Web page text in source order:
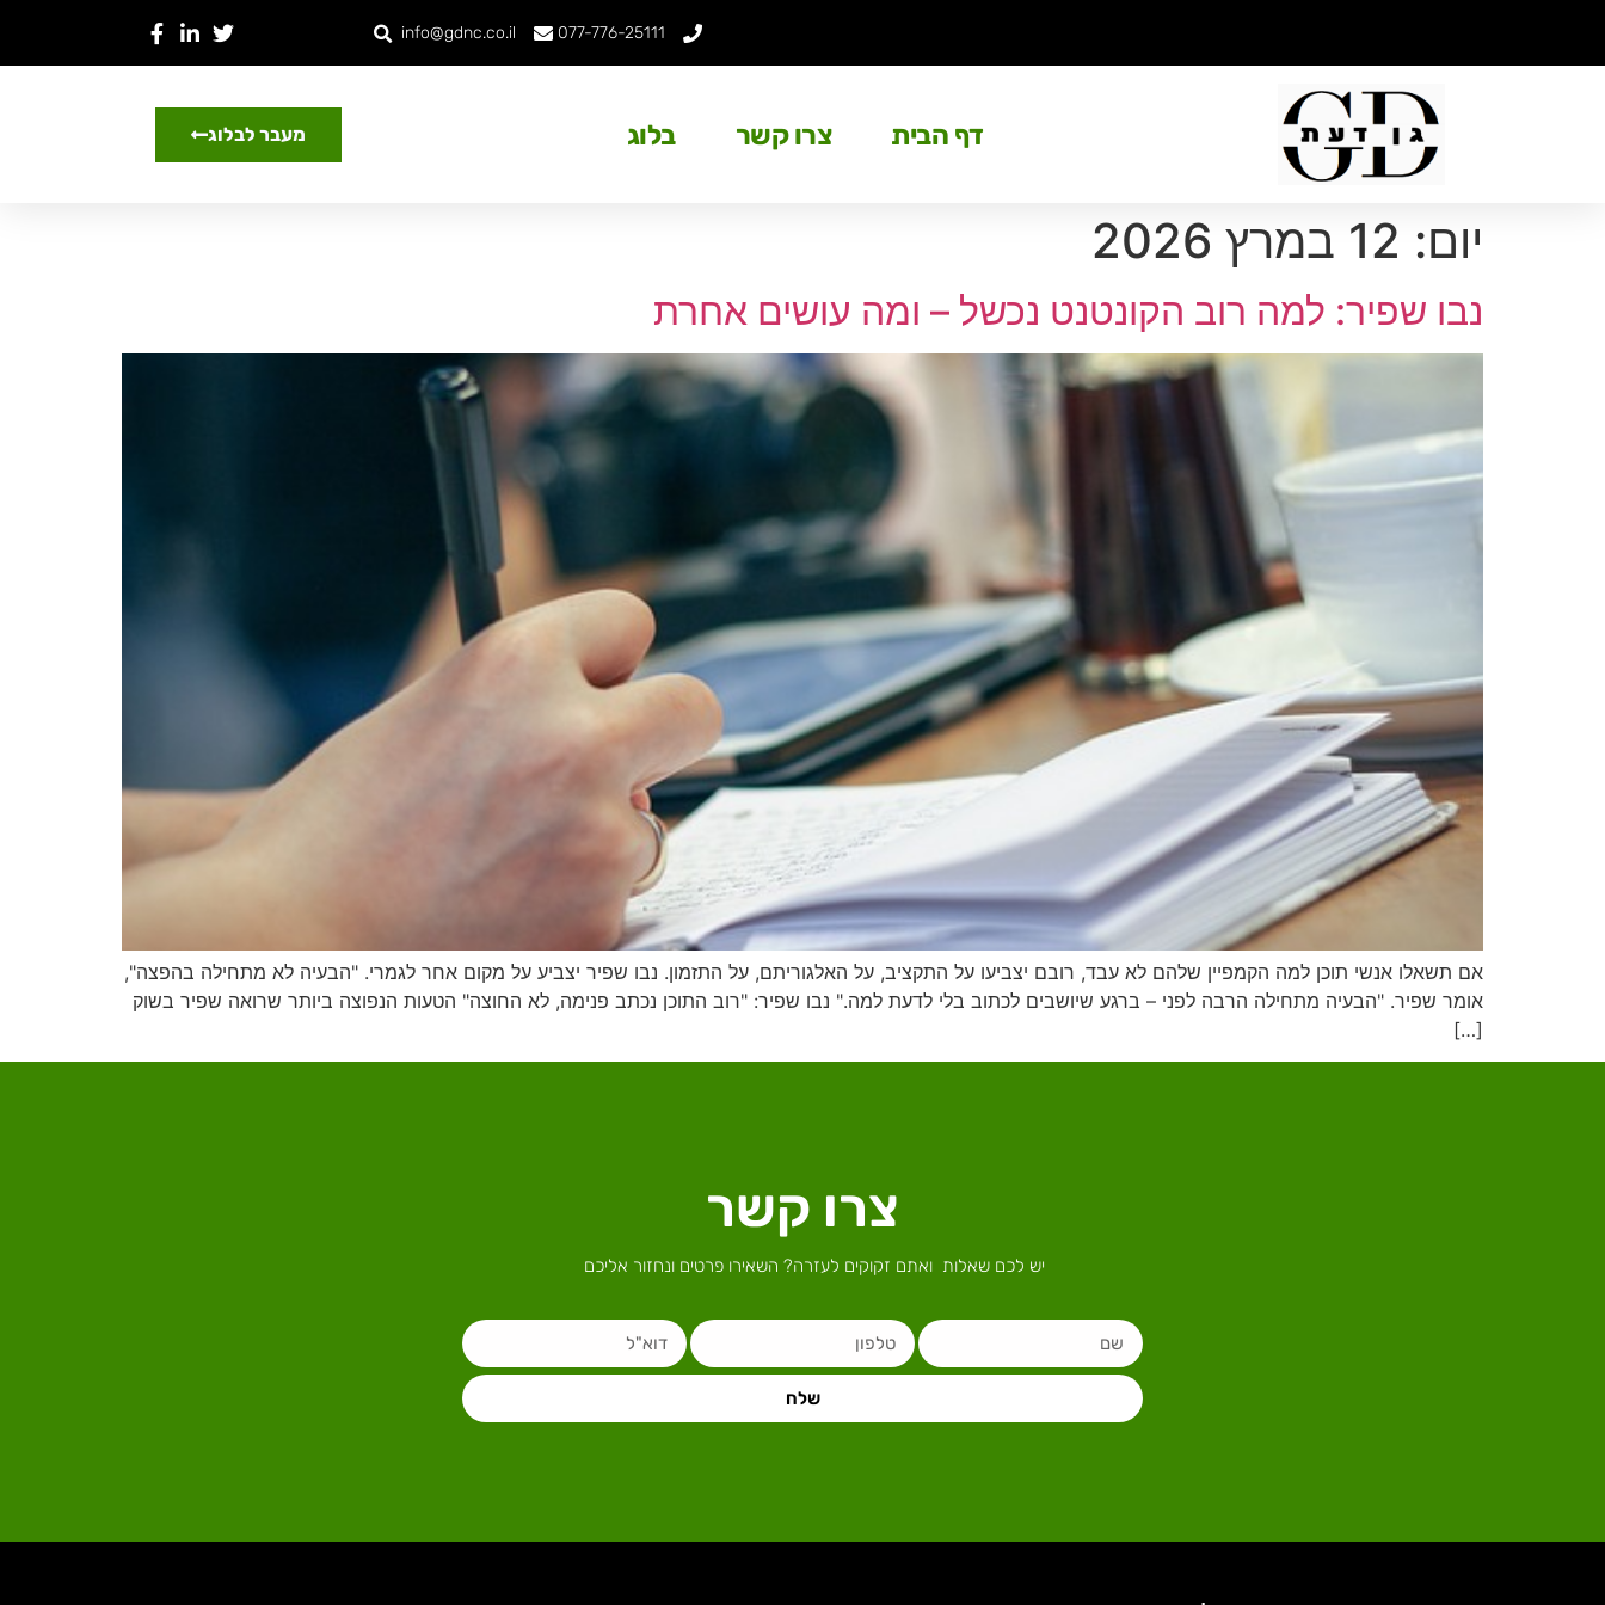
077-776-25111
info@gdnc.co.il
דף הבית צרו קשר בלוג מעבר לבלוג
יום: 12 במרץ 2026
נבו שפיר: למה רוב הקונטנט נכשל – ומה עושים אחרת
אם תשאלו אנשי תוכן למה הקמפיין שלהם לא עבד, רובם יצביעו על התקציב, על האלגוריתם, על התזמון. נבו שפיר יצביע על מקום אחר לגמרי. "הבעיה לא מתחילה בהפצה",
אומר שפיר. "הבעיה מתחילה הרבה לפני – ברגע שיושבים לכתוב בלי לדעת למה." נבו שפיר: "רוב התוכן נכתב פנימה, לא החוצה" הטעות הנפוצה ביותר שרואה שפיר בשוק
[…]
צרו קשר
יש לכם שאלות ואתם זקוקים לעזרה? השאירו פרטים ונחזור אליכם
שלח